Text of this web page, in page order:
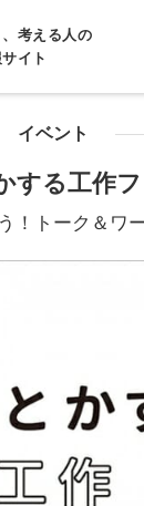
考える人の
イト
イベント
する工作
！トーク＆ワ